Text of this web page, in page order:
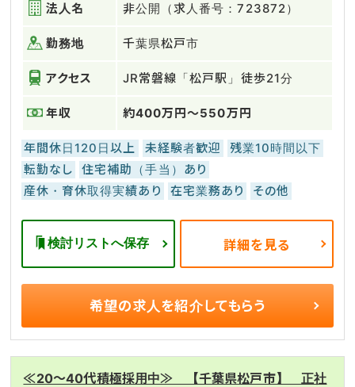
法人名 非公開（求人番号：723872）
勤務地 千葉県松戸市
アクセス JR常磐線「松戸駅」徒歩21分
年収 約400万円～550万円
年間休日120日以上 未経験者歓迎
残業10時間以下
転勤なし
住宅補助（手当）あり
産休・育休取得実績あり
在宅業務あり その他
検討リストへ保存 詳細を見る
希望の求人を紹介してもらう
≪20～40代積極採用中≫ 【千葉県松戸市】 正社